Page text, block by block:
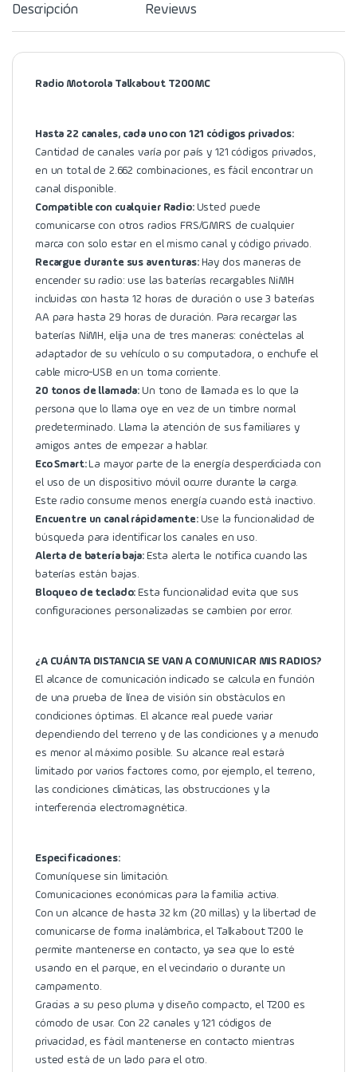
Descripción Reviews
Radio Motorola Talkabout T200MC
Hasta 22 canales, cada uno con 121 códigos privados:
Cantidad de canales varía por país y 121 códigos privados,
en un total de 2.662 combinaciones, es fácil encontrar un
canal disponible.
Compatible con cualquier Radio: Usted puede
comunicarse con otros radios FRS/GMRS de cualquier
marca con solo estar en el mismo canal y código privado.
Recargue durante sus aventuras: Hay dos maneras de
encender su radio: use las baterías recargables NiMH
incluidas con hasta 12 horas de duración o use 3 baterías
AA para hasta 29 horas de duración. Para recargar las
baterías NiMH, elija una de tres maneras: conéctelas al
adaptador de su vehículo o su computadora, o enchufe el
cable micro-USB en un toma corriente.
20 tonos de llamada: Un tono de llamada es lo que la
persona que lo llama oye en vez de un timbre normal
predeterminado. Llama la atención de sus familiares y
amigos antes de empezar a hablar.
Eco Smart: La mayor parte de la energía desperdiciada con
el uso de un dispositivo móvil ocurre durante la carga.
Este radio consume menos energía cuando está inactivo.
Encuentre un canal rápidamente: Use la funcionalidad de
búsqueda para identificar los canales en uso.
Alerta de batería baja: Esta alerta le notifica cuando las
baterías están bajas.
Bloqueo de teclado: Esta funcionalidad evita que sus
configuraciones personalizadas se cambien por error.
¿A CUÁNTA DISTANCIA SE VAN A COMUNICAR MIS RADIOS?
El alcance de comunicación indicado se calcula en función
de una prueba de línea de visión sin obstáculos en
condiciones óptimas. El alcance real puede variar
dependiendo del terreno y de las condiciones y a menudo
es menor al máximo posible. Su alcance real estará
limitado por varios factores como, por ejemplo, el terreno,
las condiciones climáticas, las obstrucciones y la
interferencia electromagnética.
Especificaciones:
Comuníquese sin limitación.
Comunicaciones económicas para la familia activa.
Con un alcance de hasta 32 km (20 millas) y la libertad de
comunicarse de forma inalámbrica, el Talkabout T200 le
permite mantenerse en contacto, ya sea que lo esté
usando en el parque, en el vecindario o durante un
campamento.
Gracias a su peso pluma y diseño compacto, el T200 es
cómodo de usar. Con 22 canales y 121 códigos de
privacidad, es fácil mantenerse en contacto mientras
usted está de un lado para el otro.